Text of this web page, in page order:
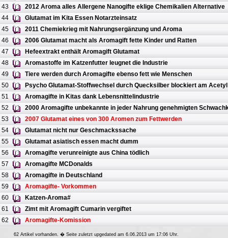
43
2012 Aroma alles Allergene Nanogifte eklige Chemikalien Alternative
44
Glutamat im Kita Essen Notarzteinsatz
45
2011 Chemiekrieg mit Nahrungsergänzung und Aroma
46
2006 Glutamat macht als Aromagift fette Kinder und Ratten
47
Hefeextrakt enthält Aromagift Glutamat
48
Aromastoffe im Katzenfutter leugnet die Industrie
49
Tiere werden durch Aromagifte ebenso fett wie Menschen
50
Psycho Glutamat-Stoffwechsel durch Quecksilber blockiert am
51
Aromagifte in Kitas dank Lebensnittelindustrie
52
2000 Aromagifte unbekannte in jeder Nahrung genehmigten
53
2007 Glutamat eines von 300 Aromen zum Fettwerden
54
Glutamat nicht nur Geschmackssache
55
Glutamat asiatisch essen macht dumm
56
Aromagifte verunreinigte aus China tödlich
57
Aromagifte MCDonalds
58
Aromagifte in Deutschland
59
Aromagifte- Vorkommen
60
Katzen-Aroma#
61
Zimt mit Aromagift Cumarin vergiftet
62
Aromagifte-Komission
62 Artikel vorhanden. � Seite zuletzt upgedated am 6.06.2013 um 17:06 Uhr.